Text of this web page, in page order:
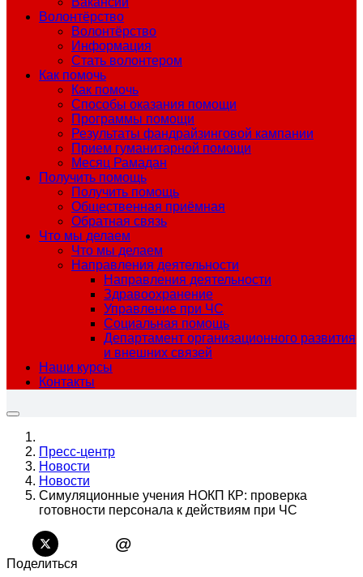
Волонтёрство
Волонтёрство
Информация
Стать волонтером
Как помочь
Как помочь
Способы оказания помощи
Программы помощи
Результаты фандрайзинговой кампании
Прием гуманитарной помощи
Месяц Рамадан
Получить помощь
Получить помощь
Общественная приёмная
Обратная связь
Что мы делаем
Что мы делаем
Направления деятельности
Направления деятельности
Здравоохранение
Управление при ЧС
Социальная помощь
Департамент организационного развития
и внешних связей
Наши курсы
Контакты
Пресс-центр
Новости
Новости
Симуляционные учения НОКП КР: проверка
готовности персонала к действиям при ЧС
@
Поделиться